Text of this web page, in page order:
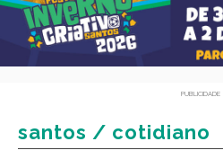
PUBLICIDADE
santos / cotidiano